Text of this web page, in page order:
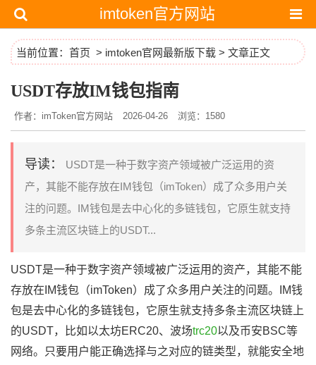
imtoken官方网站
当前位置： 首页 > imtoken官网最新版下载 > 文章正文
USDT存放IM钱包指南
作者：imToken官方网站 2026-04-26 浏览：1580
导读：
USDT是一种于数字资产领域被广泛运用的资
产，其能不能存放在IM钱包（imToken）成了众多用户关
注的问题。IM钱包是去中心化的多链钱包，它原生就支持
多条主流区块链上的USDT...
USDT是一种于数字资产领域被广泛运用的资产，其能不能
存放在IM钱包（imToken）成了众多用户关注的问题。IM钱
包是去中心化的多链钱包，它原生就支持多条主流区块链上
的USDT，比如以太坊ERC20、波场trc20以及币安BSC等
网络。只要用户能正确选择与之对应的链类型，就能安全地